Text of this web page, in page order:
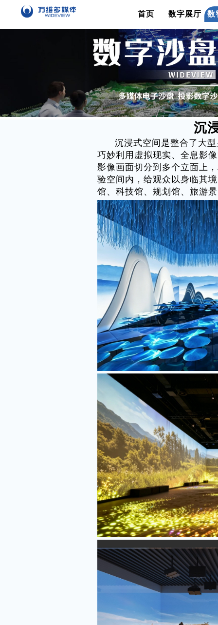
首页 数字展厅 数
沉
沉浸式空间是整合了大型
巧妙利用虚拟现实、全息影
影像画面切分到多个立面上
验空间内，给观众以身临其
馆、科技馆、规划馆、旅游